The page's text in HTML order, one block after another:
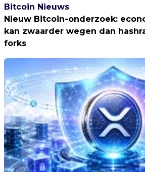
Bitcoin Nieuws
Nieuw Bitcoin-onderzoek:
kan zwaarder wegen dan
forks